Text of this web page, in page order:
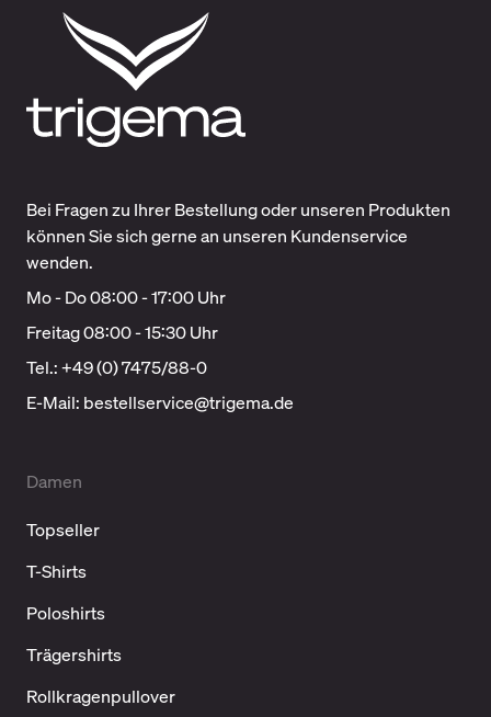
Bei Fragen zu Ihrer Bestellung oder unseren Produkten
können Sie sich gerne an unseren Kundenservice
wenden.
Mo - Do 08:00 - 17:00 Uhr
Freitag 08:00 - 15:30 Uhr
Tel.: +49 (0) 7475/88-0
E-Mail: bestellservice@trigema.de
Damen
Topseller
T-Shirts
Poloshirts
Trägershirts
Rollkragenpullover